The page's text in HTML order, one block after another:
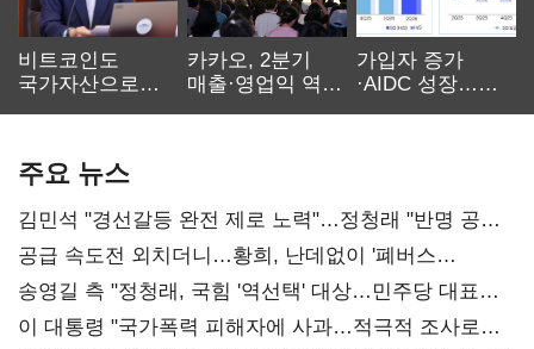
비트코인도
국가자산으로…'
카카오, 2분기
매출·영업익 역대
가입자 증가
·AIDC 성장…
주요 뉴스
김민석 "경선갈등 완전 제로 노력"…정청래 "반명 공세
사과부터"
공급 속도전 외치더니…황희, 난데없이 '폐버스
리모델링' 제안
송영길 측 "정청래, 국힘 '역선택' 대상…민주당 대표로
총선 지휘 못해"
이 대통령 "국가폭력 피해자에 사과…적극적 조사로